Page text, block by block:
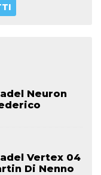
Neuron
Vertex 04
Di Nenno